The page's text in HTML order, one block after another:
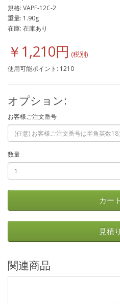
規格: VAPF-12C-2
重量: 1.90g
在庫: 在庫あり
￥1,210円
使用可能ポイント: 1210
オプション:
お客様ご注文番号
数量
カー
見積
関連商品